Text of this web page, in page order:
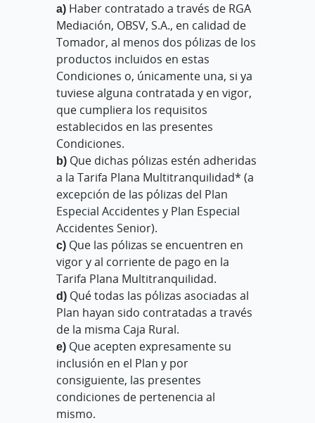
a) Haber contratado a través de RGA
Mediación, OBSV, S.A., en calidad de
Tomador, al menos dos pólizas de los
productos incluidos en estas
Condiciones o, únicamente una, si ya
tuviese alguna contratada y en vigor,
que cumpliera los requisitos
establecidos en las presentes
Condiciones.
b) Que dichas pólizas estén adheridas
a la Tarifa Plana Multitranquilidad* (a
excepción de las pólizas del Plan
Especial Accidentes y Plan Especial
Accidentes Senior).
c) Que las pólizas se encuentren en
vigor y al corriente de pago en la
Tarifa Plana Multitranquilidad.
d) Qué todas las pólizas asociadas al
Plan hayan sido contratadas a través
de la misma Caja Rural.
e) Que acepten expresamente su
inclusión en el Plan y por
consiguiente, las presentes
condiciones de pertenencia al
mismo.